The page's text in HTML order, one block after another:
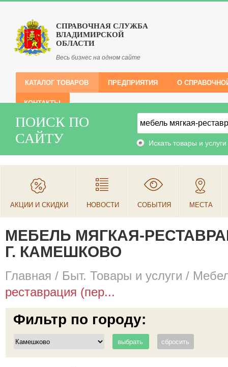
СПРАВОЧНАЯ СЛУЖБА
ВЛАДИМИРСКОЙ
ОБЛАСТИ
Весь бизнес на одном сайте
КАТАЛОГ ТОВАРОВ ПРЕДПРИЯТИЯ О
КОНТАКТЫ
ПОИСК ПО
САЙТУ
Искать товары и услуги
АКЦИИ И СКИДКИ НОВОСТИ СОБЫТИЯ МЕСТА
МЕБЕЛЬ МЯГКАЯ-
Г. КАМЕШКОВО
Главная / Быт. Товары и услуги /
реставрация (пер...
Фильтр по городу: